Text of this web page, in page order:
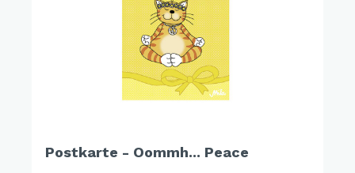
Postkarte - Oommh... Peace